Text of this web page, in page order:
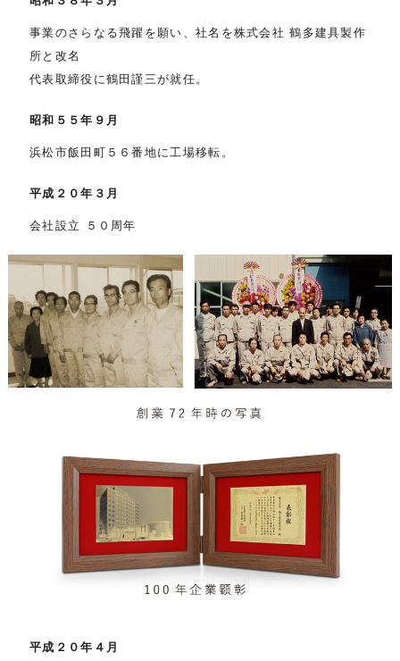
事業のさらなる飛躍を願い、社名を株式会社 鶴多建具製作
所と改名
代表取締役に鶴田謹三が就任。
昭和５５年９月
浜松市飯田町５６番地に工場移転。
平成２０年３月
会社設立 ５０周年
平成２０年４月